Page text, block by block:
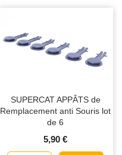
SUPERCAT APPÂTS de
Remplacement anti Souris lot
de 6
5,90 €